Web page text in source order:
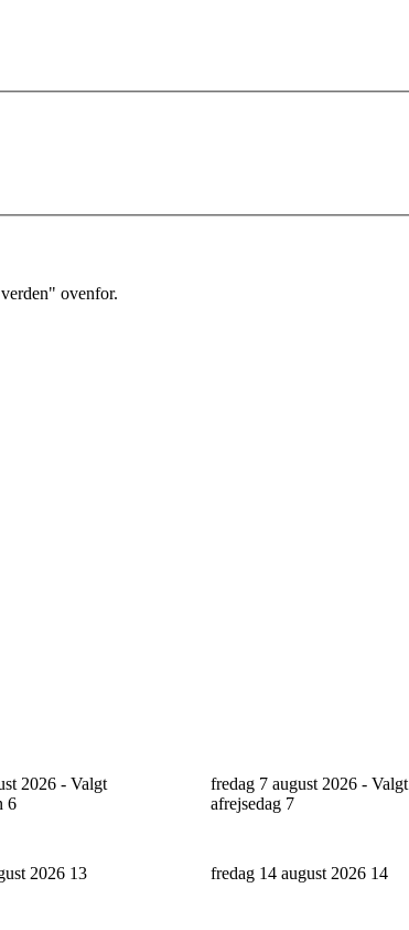
ovenfor.
2026 - Valgt
6
fredag 7 august 2026 - Valgt
afrejsedag 7
2026 13 fredag 14 august 2026 14